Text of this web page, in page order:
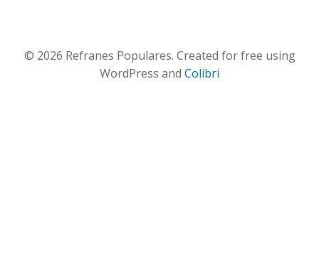
© 2026 Refranes Populares. Created for free using
WordPress and Colibri